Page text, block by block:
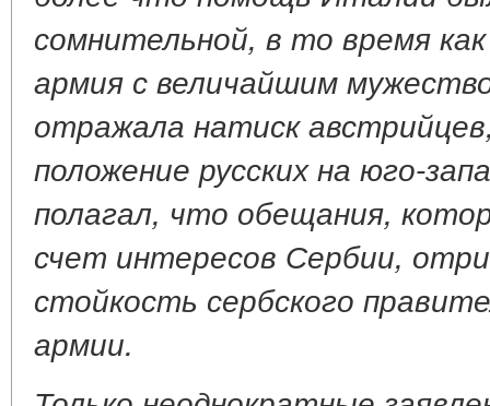
сомнительной, в то время
армия с величайшим
отражала натиск
положение русских на юго-
полагал, что обещания,
счет интересов Сербии,
стойкость сербского
армии.